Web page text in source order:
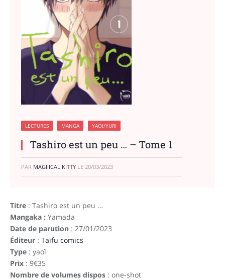
LECTURES MANGA YAOI/YURI
Tashiro est un peu … – Tome 1
PAR MAGIIICAL KITTY LE 20/03/2023
Titre : Tashiro est un peu …
Mangaka : Yamada
Date de parution : 27/01/2023
Éditeur : Taïfu comics
Type : yaoï
Prix : 9€35
Nombre de volumes dispos : one-shot